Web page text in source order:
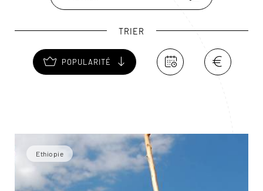
TRIER
POPULARITÉ
Ethiopie